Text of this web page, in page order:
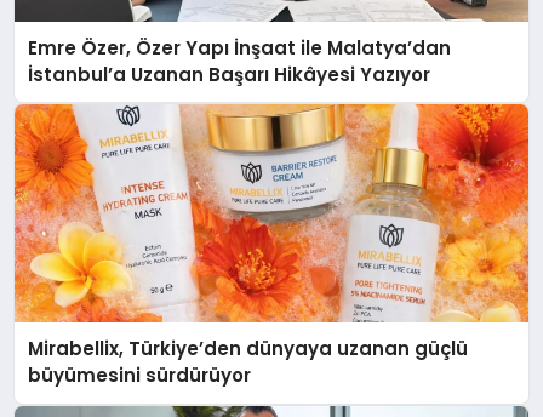
Emre Özer, Özer Yapı İnşaat ile Malatya’dan
İstanbul’a Uzanan Başarı Hikâyesi Yazıyor
Mirabellix, Türkiye’den dünyaya uzanan güçlü
büyümesini sürdürüyor